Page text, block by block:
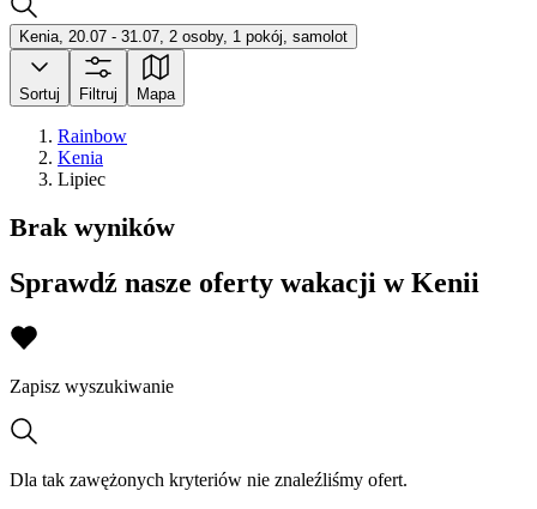
Kenia, 20.07 - 31.07, 2 osoby, 1 pokój, samolot
Sortuj Filtruj Mapa
Rainbow
Kenia
Lipiec
Brak wyników
Sprawdź nasze oferty wakacji w Kenii
Zapisz wyszukiwanie
Dla tak zawężonych kryteriów nie znaleźliśmy ofert.